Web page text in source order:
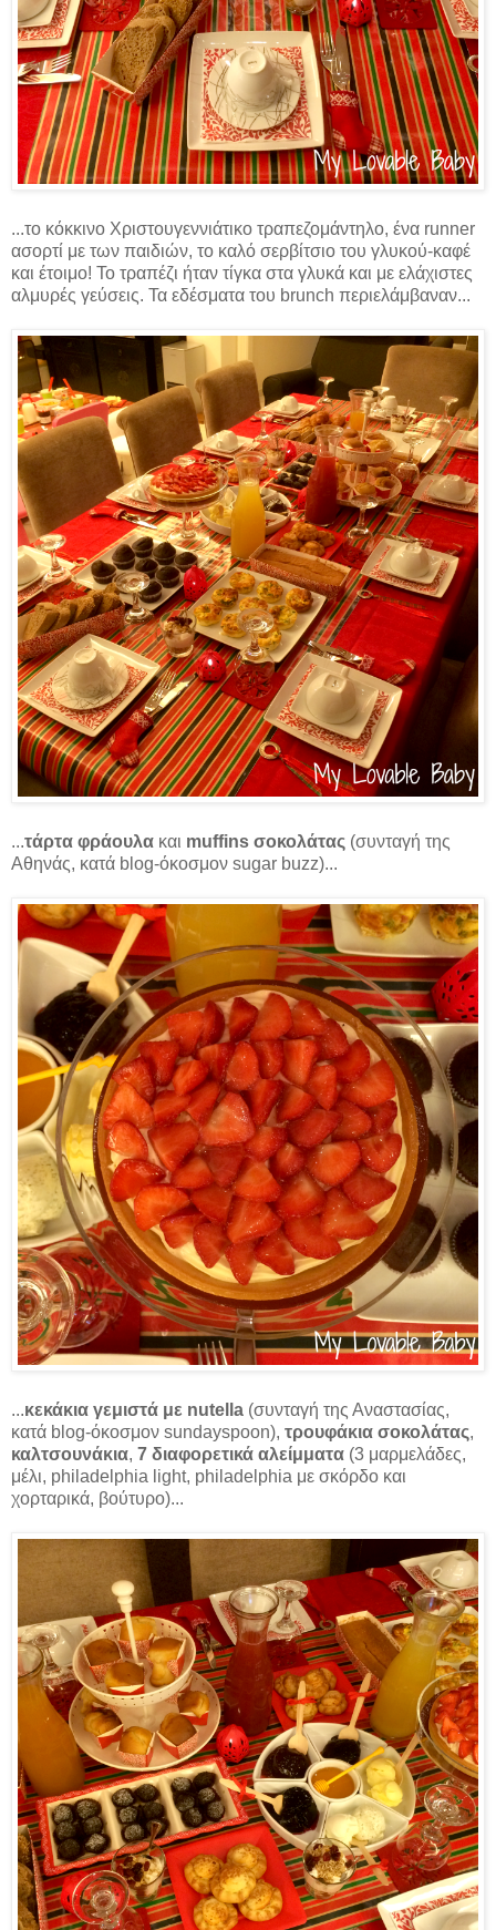
...το κόκκινο Χριστουγεννιάτικο τραπεζομάντηλο, ένα runner
ασορτί με των παιδιών, το καλό σερβίτσιο του γλυκού-καφέ
και έτοιμο! Το τραπέζι ήταν τίγκα στα γλυκά και με ελάχιστες
αλμυρές γεύσεις. Τα εδέσματα του brunch περιελάμβαναν...
...τάρτα φράουλα και muffins σοκολάτας (συνταγή της
Αθηνάς, κατά blog-όκοσμον sugar buzz)...
...κεκάκια γεμιστά με nutella (συνταγή της Αναστασίας,
κατά blog-όκοσμον sundayspoon), τρουφάκια σοκολάτας,
καλτσουνάκια, 7 διαφορετικά αλείμματα (3 μαρμελάδες,
μέλι, philadelphia light, philadelphia με σκόρδο και
χορταρικά, βούτυρο)...